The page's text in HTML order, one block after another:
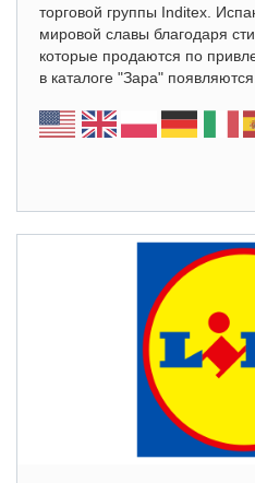
торговой группы Inditex.
мировой славы благодаря
которые продаются по
в каталоге "Зара"